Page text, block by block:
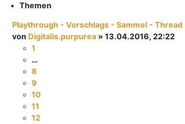
Themen
Playthrough - Vorschlags - Sammel - Thread
von Digitalis.purpurea » 13.04.2016, 22:22
1
…
8
9
10
11
12